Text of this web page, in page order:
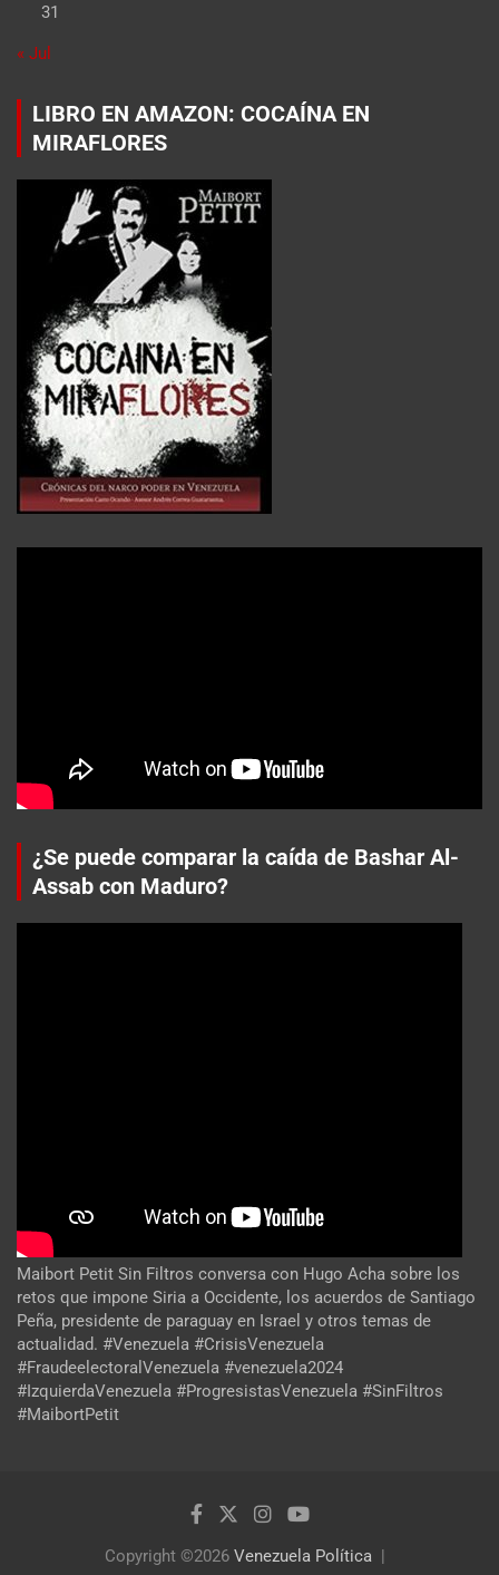
31
« Jul
LIBRO EN AMAZON: COCAÍNA EN
MIRAFLORES
¿Se puede comparar la caída de Bashar Al-
Assab con Maduro?
Maibort Petit Sin Filtros conversa con Hugo Acha sobre los
retos que impone Siria a Occidente, los acuerdos de Santiago
Peña, presidente de paraguay en Israel y otros temas de
actualidad. #Venezuela #CrisisVenezuela
#FraudeelectoralVenezuela #venezuela2024
#IzquierdaVenezuela #ProgresistasVenezuela #SinFiltros
#MaibortPetit
Copyright ©2026 Venezuela Política